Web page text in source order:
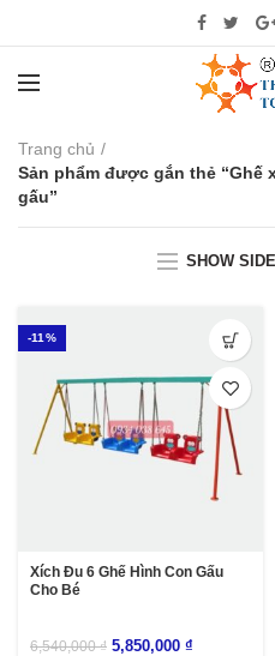
Trang chủ
Sản phẩm được gắn thẻ
gấu”
SHOW
-11%
Xích Đu 6 Ghế Hình Con Gấu
Cho Bé
6,540,000₫ 5,850,000 ₫